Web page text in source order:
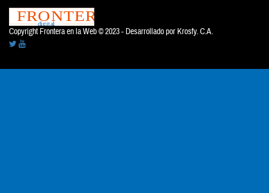
Copyright Frontera en la Web © 2023 - Desarrollado por Krosfy. C.A.